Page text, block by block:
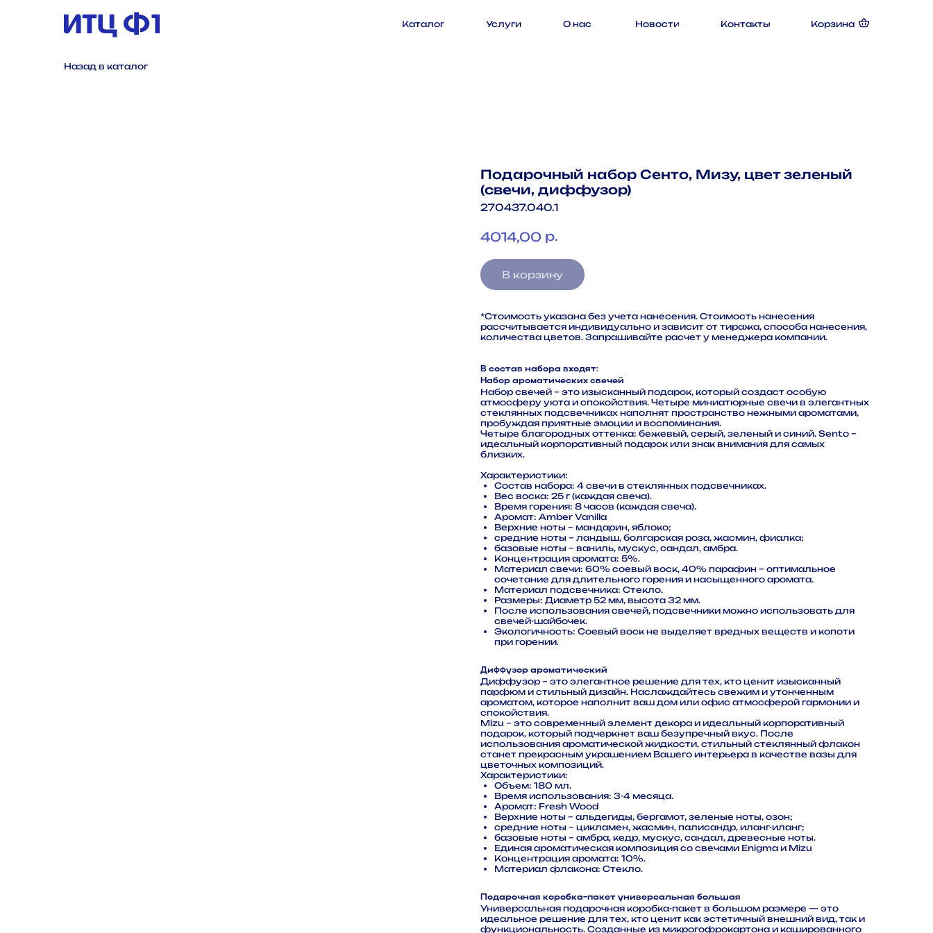
Каталог Услуги О нас Новости Контакты Корзина
Назад в каталог
Подарочный набор Сенто, Мизу, цвет зеленый
(свечи, диффузор)
270437.040.1
4014,00 р.
В корзину
*Стоимость указана без учета нанесения. Стоимость нанесения
рассчитывается индивидуально и зависит от тиража, способа нанесения,
количества цветов. Запрашивайте расчет у менеджера компании.
В состав набора входят:
Набор ароматических свечей
Набор свечей – это изысканный подарок, который создаст особую
атмосферу уюта и спокойствия. Четыре миниатюрные свечи в элегантных
стеклянных подсвечниках наполнят пространство нежными ароматами,
пробуждая приятные эмоции и воспоминания.
Четыре благородных оттенка: бежевый, серый, зеленый и синий. Sento –
идеальный корпоративный подарок или знак внимания для самых
близких.
Характеристики:
Состав набора: 4 свечи в стеклянных подсвечниках.
Вес воска: 25 г (каждая свеча).
Время горения: 8 часов (каждая свеча).
Аромат: Amber Vanilla
Верхние ноты – мандарин, яблоко;
средние ноты – ландыш, болгарская роза, жасмин, фиалка;
базовые ноты – ваниль, мускус, сандал, амбра.
Концентрация аромата: 5%.
Материал свечи: 60% соевый воск, 40% парафин – оптимальное
сочетание для длительного горения и насыщенного аромата.
Материал подсвечника: Стекло.
Размеры: Диаметр 52 мм, высота 32 мм.
После использования свечей, подсвечники можно использовать для
свечей-шайбочек.
Экологичность: Соевый воск не выделяет вредных веществ и копоти
при горении.
Диффузор ароматический
Диффузор – это элегантное решение для тех, кто ценит изысканный
парфюм и стильный дизайн. Наслаждайтесь свежим и утонченным
ароматом, которое наполнит ваш дом или офис атмосферой гармонии и
спокойствия.
Mizu – это современный элемент декора и идеальный корпоративный
подарок, который подчеркнет ваш безупречный вкус. После
использования ароматической жидкости, стильный стеклянный флакон
станет прекрасным украшением Вашего интерьера в качестве вазы для
цветочных композиций.
Характеристики:
Объем: 180 мл.
Время использования: 3-4 месяца.
Аромат: Fresh Wood
Верхние ноты – альдегиды, бергамот, зеленые ноты, озон;
средние ноты – цикламен, жасмин, палисандр, иланг-иланг;
базовые ноты – амбра, кедр, мускус, сандал, древесные ноты.
Единая ароматическая композиция со свечами Enigma и Mizu
Концентрация аромата: 10%.
Материал флакона: Стекло.
Подарочная коробка-пакет универсальная большая
Универсальная подарочная коробка-пакет в большом размере — это
идеальное решение для тех, кто ценит как эстетичный внешний вид, так и
функциональность. Созданные из микрогофрокартона и кашированного